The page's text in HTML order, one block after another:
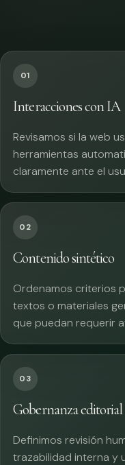
01
Interacciones con IA
Revisamos si la web
herramientas
claramente ante el
02
Contenido sintético
Ordenamos criterios
textos o materiales
que puedan requerir
03
Gobernanza editorial
Definimos revisión
trazabilidad interna y